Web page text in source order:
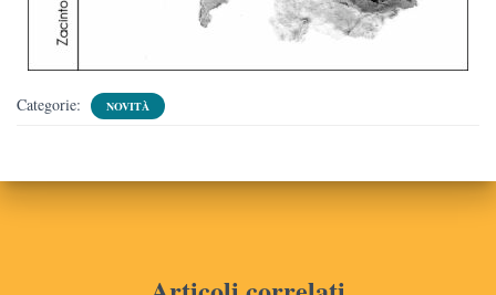
Categorie: NOVITÀ